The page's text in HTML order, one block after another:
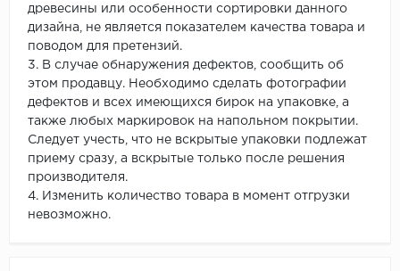
древесины или особенности сортировки данного
дизайна, не является показателем качества товара и
поводом для претензий.
3. В случае обнаружения дефектов, сообщить об
этом продавцу. Необходимо сделать фотографии
дефектов и всех имеющихся бирок на упаковке, а
также любых маркировок на напольном покрытии.
Следует учесть, что не вскрытые упаковки подлежат
приему сразу, а вскрытые только после решения
производителя.
4. Изменить количество товара в момент отгрузки
невозможно.